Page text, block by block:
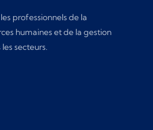
professionnels de la
humaines et de la gestion
secteurs.